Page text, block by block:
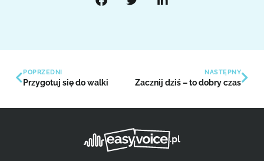
POPRZEDNI
Przygotuj się do walki
NASTĘPNY
Zacznij dziś – to dobry czas